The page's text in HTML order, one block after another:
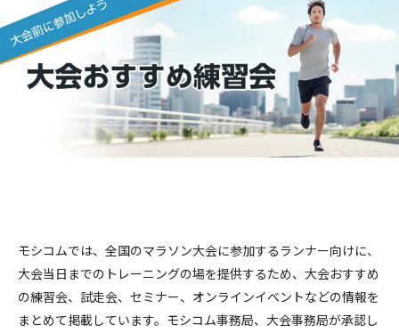
モシコムでは、全国のマラソン大会に参加するランナー向けに、
大会当日までのトレーニングの場を提供するため、大会おすすめ
の練習会、試走会、セミナー、オンラインイベントなどの情報を
まとめて掲載しています。モシコム事務局、大会事務局が承認し